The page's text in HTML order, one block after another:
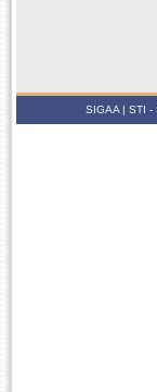
SIGAA | STI